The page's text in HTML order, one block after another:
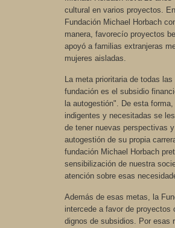
cultural en varios proyectos.
Fundación Michael Horbach
manera, favorecío proyectos
apoyó a familias extranjeras
mujeres aisladas.
La meta prioritaria de todas
fundación es el subsidio
la autogestión". De esta
indigentes y necesitadas se
de tener nuevas perspectivas
autogestión de su propia
fundación Michael Horbach
sensibilización de nuestra
atención sobre esas
Además de esas metas, la
intercede a favor de proyectos
dignos de subsidios. Por esas